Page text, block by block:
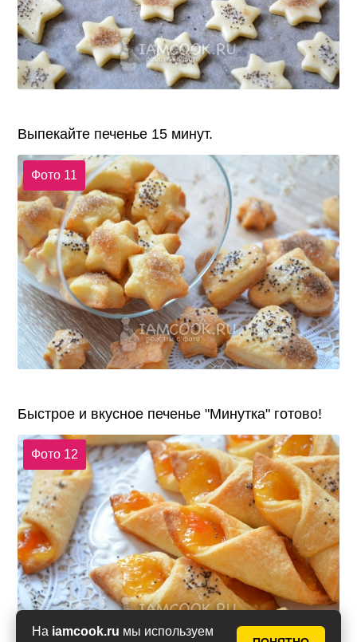
На iamcook.ru мы используем
Выпекайте печенье 15 минут.
Фото 11
Быстрое и вкусное печенье "Минутка" готово!
Фото 12